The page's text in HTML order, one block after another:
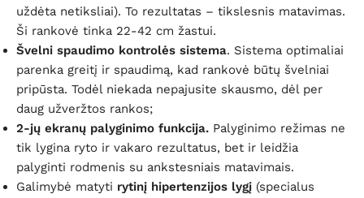
uždėta netiksliai). To rezultatas – tikslesnis matavimas.
Ši rankovė tinka 22-42 cm žastui.
Švelni spaudimo kontrolės sistema. Sistema optimaliai
parenka greitį ir spaudimą, kad rankovė būtų švelniai
pripūsta. Todėl niekada nepajusite skausmo, dėl per
daug užveržtos rankos;
2-jų ekranų palyginimo funkcija. Palyginimo režimas ne
tik lygina ryto ir vakaro rezultatus, bet ir leidžia
palyginti rodmenis su ankstesniais matavimais.
Galimybė matyti rytinį hipertenzijos lygį (specialus